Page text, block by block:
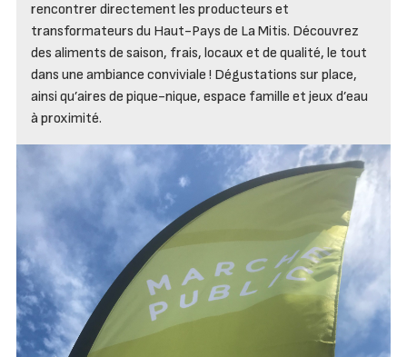
rencontrer directement les producteurs et
transformateurs du Haut-Pays de La Mitis. Découvrez
des aliments de saison, frais, locaux et de qualité, le tout
dans une ambiance conviviale ! Dégustations sur place,
ainsi qu’aires de pique-nique, espace famille et jeux d’eau
à proximité.